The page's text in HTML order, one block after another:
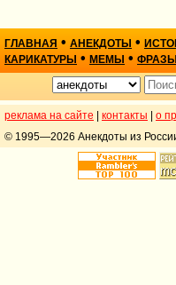
ГЛАВНАЯ • АНЕКДОТЫ •
КАРИКАТУРЫ • МЕМЫ • ФРАЗЫ
реклама на сайте контакты о
© 1995—2026 Анекдоты из